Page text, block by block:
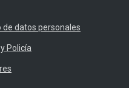
datos personales
Policía